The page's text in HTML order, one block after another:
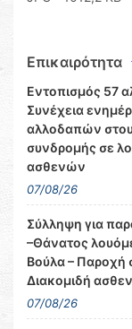
Επικαιρότητα
Εντοπισμός 57
Συνέχεια
αλλοδαπών
συνδρομής σε
ασθενών
07/08/26
Σύλληψη για
–Θάνατος
Βούλα – Παροχή
Διακομιδή
07/08/26